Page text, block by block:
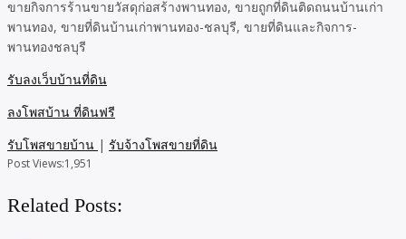
ขายกิจการร้านขายวัสดุก่อสร้างพานทอง, ขายถูกที่ดินติดถนนบ้านเก่า
พานทอง, ขายที่ดินบ้านเก่าพานทอง-ชลบุรี, ขายที่ดินและกิจการ-
พานทองชลบุรี
รับลงเว็บบ้านที่ดิน
ลงโพสบ้าน ที่ดินฟรี
รับโพสขายบ้าน | รับจ้างโพสขายที่ดิน
Post Views:1,951
Related Posts: